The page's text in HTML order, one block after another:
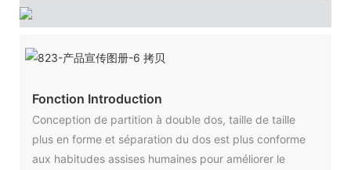
Fonction Introduction
Conception de partition à double dos, taille de taille
plus en forme et séparation du dos est plus conforme
aux habitudes assises humaines pour améliorer le